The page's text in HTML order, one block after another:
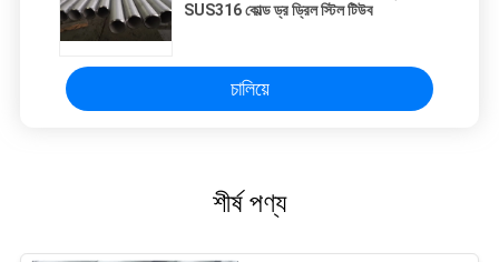
SUS316 কোল্ড ড্র ড্রিল স্টিল টিউব
চালিয়ে
শীর্ষ পণ্য